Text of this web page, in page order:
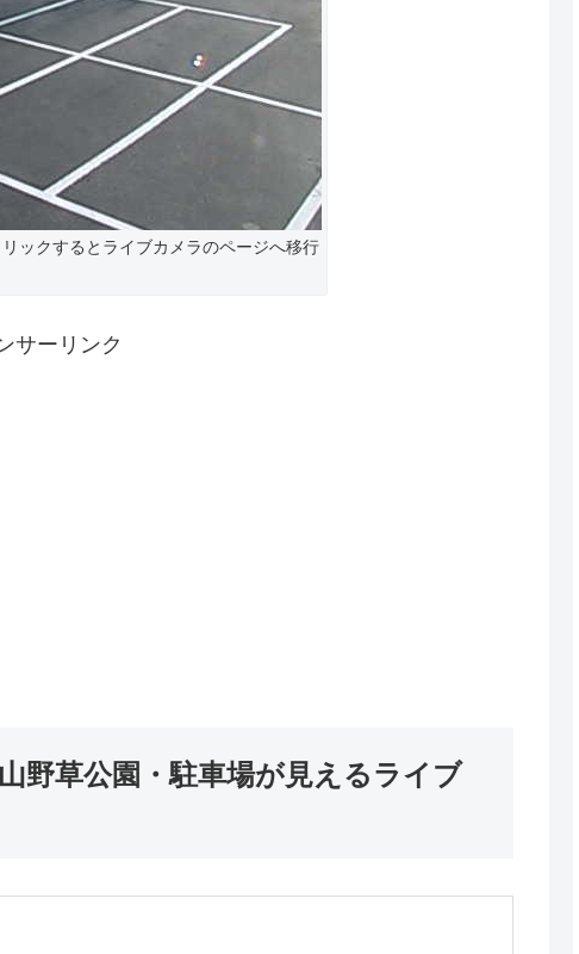
ックするとライブカメラのページへ移行
サーリンク
野草公園・駐車場が見えるライブ